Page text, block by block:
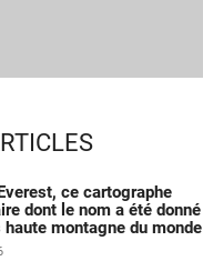
ce cartographe
dont le nom a été donné
haute montagne du monde